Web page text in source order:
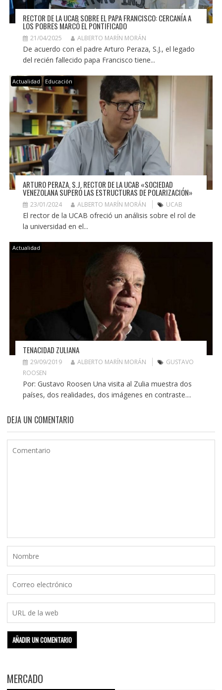
RECTOR DE LA UCAB SOBRE EL PAPA FRANCISCO: CERCANÍA A
LOS POBRES MARCÓ EL PONTIFICADO
21/04/2025 ALBERTO MARÍN MORÁN
De acuerdo con el padre Arturo Peraza, S.J., el legado
del recién fallecido papa Francisco tiene...
Actualidad Educación
ARTURO PERAZA, S.J. RECTOR DE LA UCAB «SOCIEDAD
VENEZOLANA SUPERÓ LAS ESTRUCTURAS DE POLARIZACIÓN»
23/01/2024 ALBERTO MARÍN MORÁN UCAB
El rector de la UCAB ofreció un análisis sobre el rol de
la universidad en el...
Actualidad
TENACIDAD ZULIANA
29/09/2019 ALBERTO MARÍN MORÁN
GUSTAVO
ROOSEN
Por: Gustavo Roosen Una visita al Zulia muestra dos
países, dos realidades, dos imágenes en contraste....
DEJA UN COMENTARIO
MERCADO